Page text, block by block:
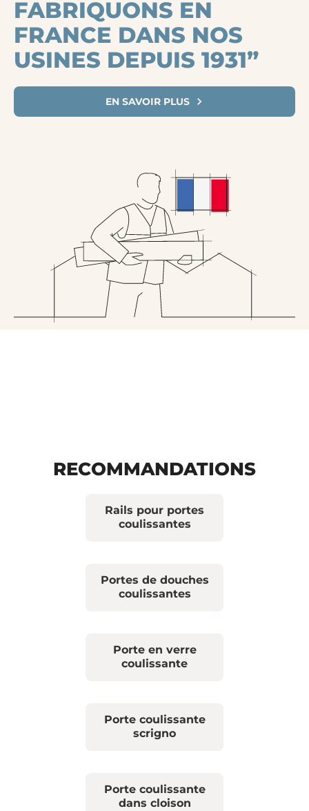
FABRIQUONS EN
FRANCE DANS NOS
USINES DEPUIS 1931”
EN SAVOIR PLUS
RECOMMANDATIONS
Rails pour portes
coulissantes
Portes de douches
coulissantes
Porte en verre
coulissante
Porte coulissante
scrigno
Porte coulissante
dans cloison